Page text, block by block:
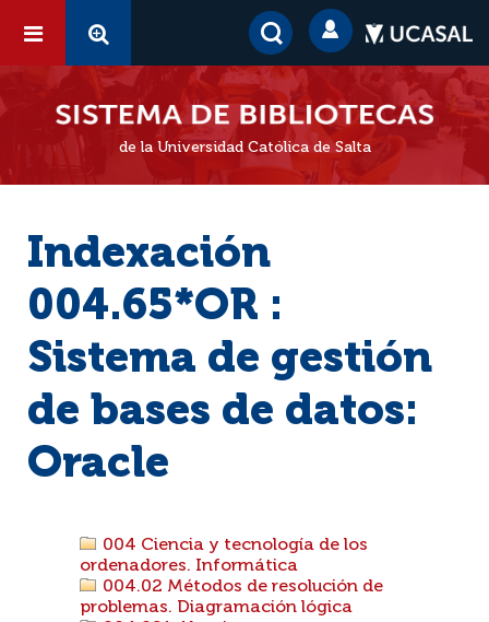
de la Universidad Católica de Salta
Indexación
004.65*OR :
Sistema de gestión
de bases de datos:
Oracle
004 Ciencia y tecnología de los
ordenadores. Informática
004.02 Métodos de resolución de
problemas. Diagramación lógica